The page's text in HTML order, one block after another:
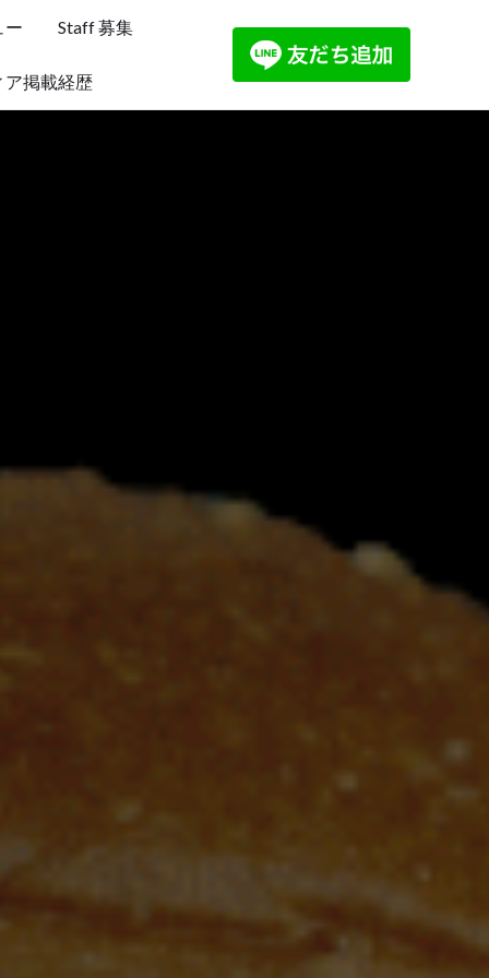
ー Staff 募集
ア掲載経歴